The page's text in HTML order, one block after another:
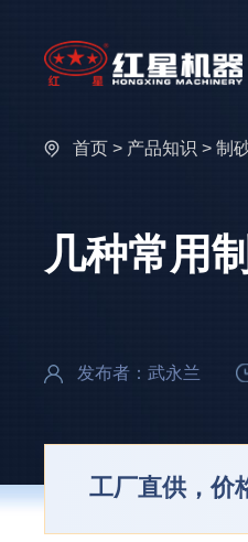
首页 > 产品知识 >制
几种常用
发布者：武永兰
工厂直供，价